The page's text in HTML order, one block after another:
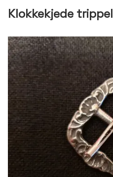
Klokkekjede